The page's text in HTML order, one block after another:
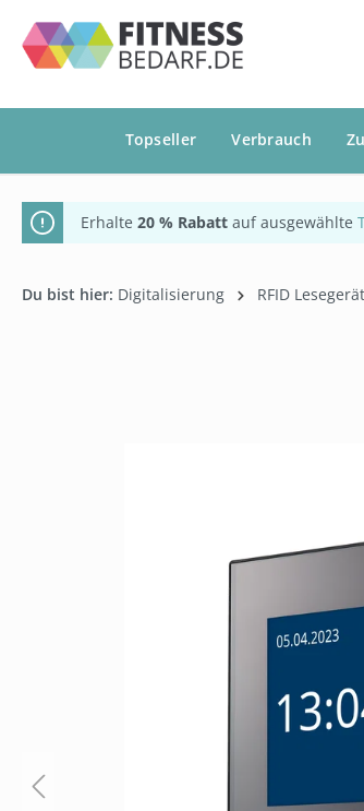
Zur Hauptnavigation springen
Topseller Verbrauch
Erhalte 20 % Rabatt auf ausgewählte
Du bist hier: Digitalisierung RFID